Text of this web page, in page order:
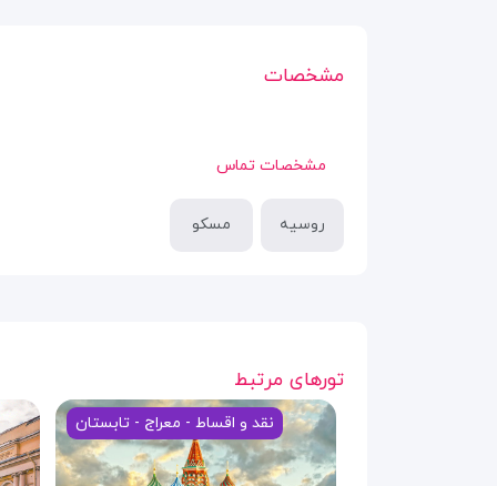
مشخصات
مشخصات تماس
روسیه مسکو
تورهای مرتبط
نقد و اقساط - معراج - تابستان